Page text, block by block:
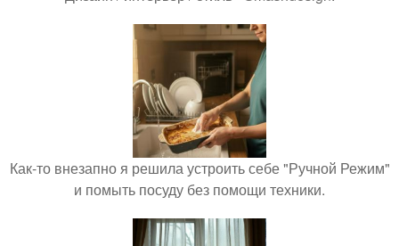
Как-то внезапно я решила устроить себе "Ручной Режим"
и помыть посуду без помощи техники.